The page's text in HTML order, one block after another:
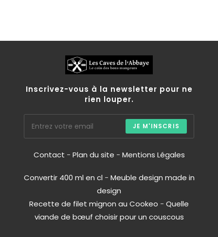
Inscrivez-vous à la newsletter pour ne
rien louper.
JE M'INSCRIS
Contact - Plan du site - Mentions Légales
Convertir 400 ml en cl - Meuble design made in
design
Recette de filet mignon au Cookeo - Quelle
viande de bœuf choisir pour un couscous